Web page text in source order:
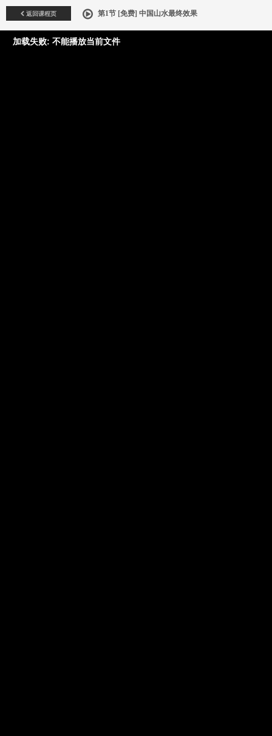
返回课程页 第1节 [免费] 中国山水最终效果
加载失败: 不能播放当前文件